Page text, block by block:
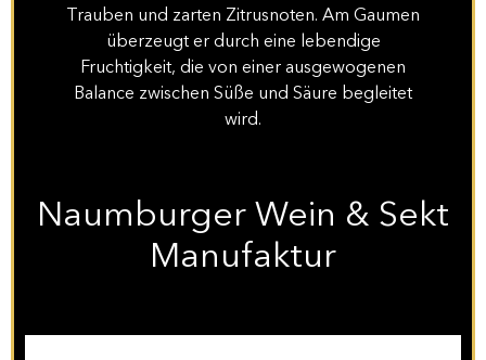
Trauben und zarten Zitrusnoten. Am Gaumen
überzeugt er durch eine lebendige
Fruchtigkeit, die von einer ausgewogenen
Balance zwischen Süße und Säure begleitet
wird.
Naumburger Wein & Sekt
Manufaktur